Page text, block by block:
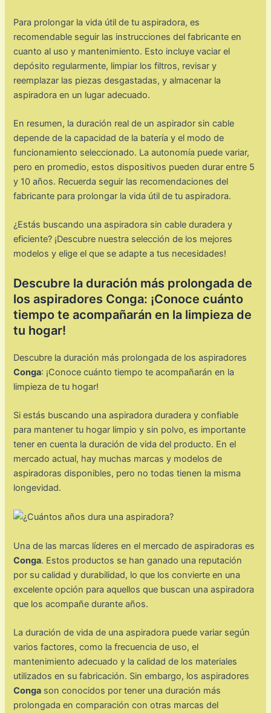
Para prolongar la vida útil de tu aspiradora, es
recomendable seguir las instrucciones del fabricante en
cuanto al uso y mantenimiento. Esto incluye vaciar el
depósito regularmente, limpiar los filtros, revisar y
reemplazar las piezas desgastadas, y almacenar la
aspiradora en un lugar adecuado.
En resumen, la duración real de un aspirador sin cable
depende de la capacidad de la batería y el modo de
funcionamiento seleccionado. La autonomía puede variar,
pero en promedio, estos dispositivos pueden durar entre 5
y 10 años. Recuerda seguir las recomendaciones del
fabricante para prolongar la vida útil de tu aspiradora.
¿Estás buscando una aspiradora sin cable duradera y
eficiente? ¡Descubre nuestra selección de los mejores
modelos y elige el que se adapte a tus necesidades!
Descubre la duración más prolongada de
los aspiradores Conga: ¡Conoce cuánto
tiempo te acompañarán en la limpieza de
tu hogar!
Descubre la duración más prolongada de los aspiradores
Conga: ¡Conoce cuánto tiempo te acompañarán en la
limpieza de tu hogar!
Si estás buscando una aspiradora duradera y confiable
para mantener tu hogar limpio y sin polvo, es importante
tener en cuenta la duración de vida del producto. En el
mercado actual, hay muchas marcas y modelos de
aspiradoras disponibles, pero no todas tienen la misma
longevidad.
Una de las marcas líderes en el mercado de aspiradoras es
Conga. Estos productos se han ganado una reputación
por su calidad y durabilidad, lo que los convierte en una
excelente opción para aquellos que buscan una aspiradora
que los acompañe durante años.
La duración de vida de una aspiradora puede variar según
varios factores, como la frecuencia de uso, el
mantenimiento adecuado y la calidad de los materiales
utilizados en su fabricación. Sin embargo, los aspiradores
Conga son conocidos por tener una duración más
prolongada en comparación con otras marcas del